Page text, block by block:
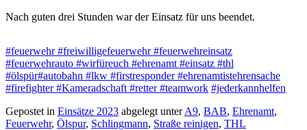
Nach guten drei Stunden war der Einsatz für uns beendet.
#feuerwehr#freiwilligefeuerwehr#feuerwehreinsatz
#feuerwehrauto #wirfüreuch #ehrenamt #einsatz #thl
#ölspür#autobahn #lkw #firstresponder#ehrenamtistehrensache
#firefighter#Kameradschaft #retter#teamwork #jederkannhelfen
Gepostet in Einsätze 2023 abgelegt unterA9, BAB, Ehrenamt,
Feuerwehr, Ölspur, Schlingmann, Straße reinigen, THL